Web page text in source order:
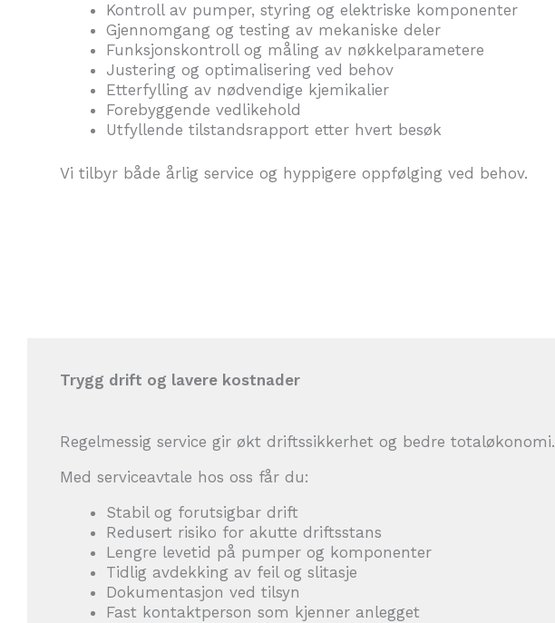
Kontroll av pumper, styring og elektriske komponenter
Gjennomgang og testing av mekaniske deler
Funksjonskontroll og måling av nøkkelparametere
Justering og optimalisering ved behov
Etterfylling av nødvendige kjemikalier
Forebyggende vedlikehold
Utfyllende tilstandsrapport etter hvert besøk
Vi tilbyr både årlig service og hyppigere oppfølging ved behov.
Trygg drift og lavere kostnader
Regelmessig service gir økt driftssikkerhet og bedre totaløkonomi.
Med serviceavtale hos oss får du:
Stabil og forutsigbar drift
Redusert risiko for akutte driftsstans
Lengre levetid på pumper og komponenter
Tidlig avdekking av feil og slitasje
Dokumentasjon ved tilsyn
Fast kontaktperson som kjenner anlegget